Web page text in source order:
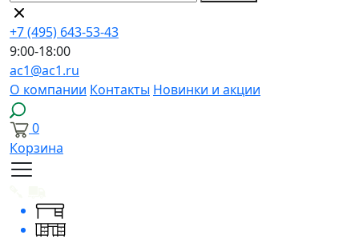
+7 (495) 643-53-43
9:00-18:00
ac1@ac1.ru
О компании Контакты Новинки и акции
0
Корзина